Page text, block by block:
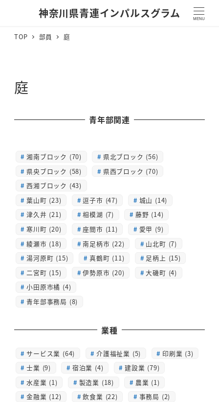
神奈川県青連インパルスグラム MENU
TOP 部員 庭
庭
青年部関連
湘南ブロック (70)
県北ブロック (56)
県央ブロック (58)
県西ブロック (70)
西湘ブロック (43)
葉山町 (23)
逗子市 (47)
城山 (14)
津久井 (21)
相模湖 (7)
藤野 (14)
寒川町 (20)
座間市 (11)
愛甲 (9)
綾瀬市 (18)
南足柄市 (22)
山北町 (7)
湯河原町 (15)
真鶴町 (11)
足柄上 (15)
二宮町 (15)
伊勢原市 (20)
大磯町 (4)
小田原市橘 (4)
青年部事務局 (8)
業種
サービス業 (64) 介護福祉業 (5)
印刷業 (3)
士業 (9)
宿泊業 (4)
建設業 (79)
水産業 (1)
製造業 (18)
農業 (1)
金融業 (12)
飲食業 (22)
事務局 (2)